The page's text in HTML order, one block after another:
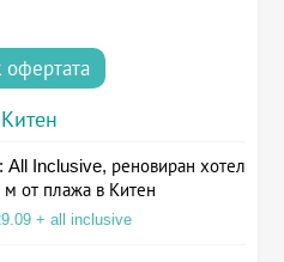
офертата
Китен
All Inclusive, реновиран хотел
от плажа в Китен
+ all inclusive